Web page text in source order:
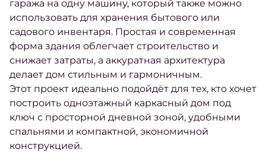
гаража на одну машину, который также можно
использовать для хранения бытового или
садового инвентаря. Простая и современная
форма здания облегчает строительство и
снижает затраты, а аккуратная архитектура
делает дом стильным и гармоничным.
Этот проект идеально подойдёт для тех, кто хочет
построить одноэтажный каркасный дом под
ключ с просторной дневной зоной, удобными
спальнями и компактной, экономичной
конструкцией.